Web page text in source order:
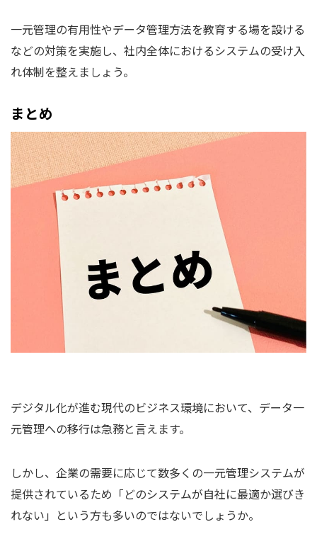
一元管理の有用性やデータ管理方法を教育する場を設ける
などの対策を実施し、社内全体におけるシステムの受け入
れ体制を整えましょう。
まとめ
デジタル化が進む現代のビジネス環境において、データ一
元管理への移行は急務と言えます。
しかし、企業の需要に応じて数多くの一元管理システムが
提供されているため「どのシステムが自社に最適か選びき
れない」という方も多いのではないでしょうか。